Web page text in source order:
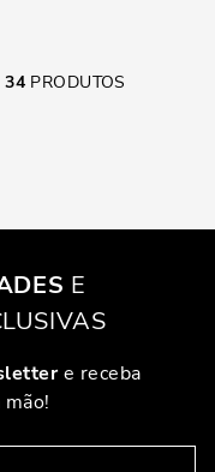
34 PRODUTOS
E
e receba